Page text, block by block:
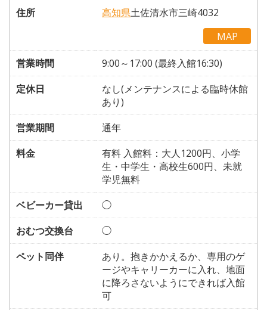
住所
高知県土佐清水市三崎4032
MAP
営業時間
9:00～17:00 (最終入館16:30)
定休日
なし(メンテナンスによる臨時休館
あり)
営業期間
通年
料金
有料 入館料：大人1200円、小学
生・中学生・高校生600円、未就
学児無料
ベビーカー貸出
◯
おむつ交換台
◯
ペット同伴
あり。抱きかかえるか、専用のゲ
ージやキャリーカーに入れ、地面
に降ろさないようにできれば入館
可